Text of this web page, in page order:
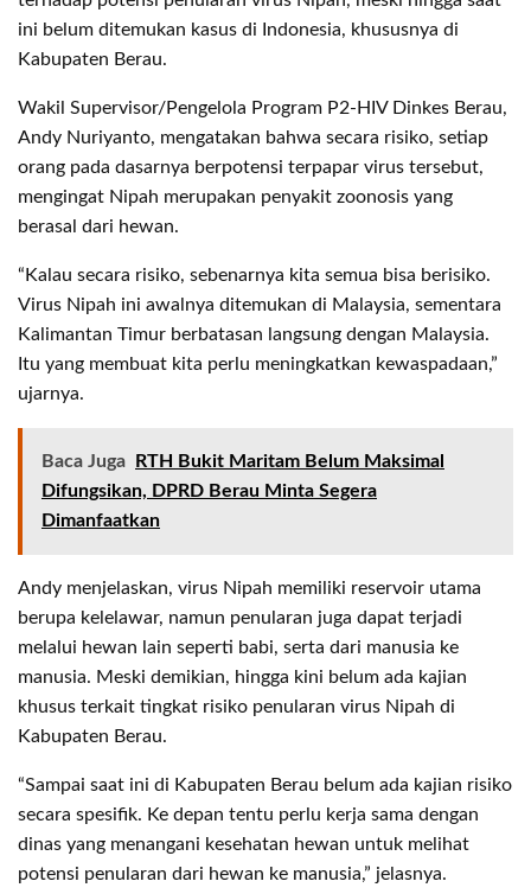
ini belum ditemukan kasus di Indonesia, khususnya di
Kabupaten Berau.
Wakil Supervisor/Pengelola Program P2-HIV Dinkes Berau,
Andy Nuriyanto, mengatakan bahwa secara risiko, setiap
orang pada dasarnya berpotensi terpapar virus tersebut,
mengingat Nipah merupakan penyakit zoonosis yang
berasal dari hewan.
“Kalau secara risiko, sebenarnya kita semua bisa berisiko.
Virus Nipah ini awalnya ditemukan di Malaysia, sementara
Kalimantan Timur berbatasan langsung dengan Malaysia.
Itu yang membuat kita perlu meningkatkan kewaspadaan,”
ujarnya.
Baca Juga
RTH Bukit Maritam Belum Maksimal
Difungsikan, DPRD Berau Minta Segera
Dimanfaatkan
Andy menjelaskan, virus Nipah memiliki reservoir utama
berupa kelelawar, namun penularan juga dapat terjadi
melalui hewan lain seperti babi, serta dari manusia ke
manusia. Meski demikian, hingga kini belum ada kajian
khusus terkait tingkat risiko penularan virus Nipah di
Kabupaten Berau.
“Sampai saat ini di Kabupaten Berau belum ada kajian risiko
secara spesifik. Ke depan tentu perlu kerja sama dengan
dinas yang menangani kesehatan hewan untuk melihat
potensi penularan dari hewan ke manusia,” jelasnya.